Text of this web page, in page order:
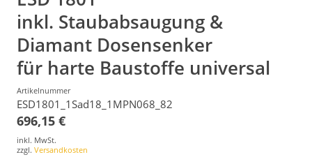
inkl. Staubabsaugung &
Diamant Dosensenker
für harte Baustoffe universal
Artikelnummer
ESD1801_1Sad18_1MPN068_82
696,15 €
inkl. MwSt.
zzgl. Versandkosten